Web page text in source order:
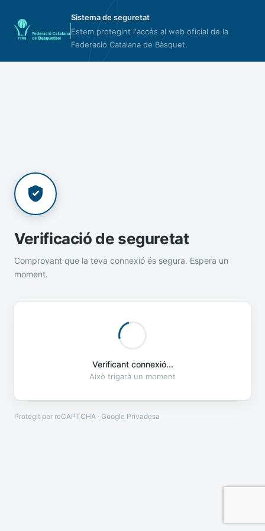
Sistema de seguretat
Estem protegint l'accés al web oficial de la
Federació Catalana de Bàsquet.
Verificació de seguretat
Comprovant que la teva connexió és segura. Espera un
moment.
Verificant connexió...
Això trigarà un moment
Protegit per reCAPTCHA · Google Privadesa